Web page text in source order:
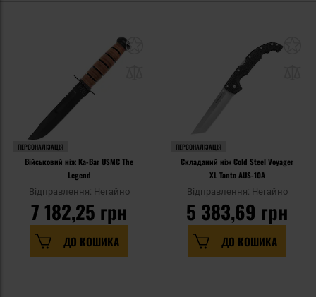
ПЕРСОНАЛІЗАЦІЯ
Військовий ніж Ka-Bar USMC The
Legend
Відправлення: Негайно
7 182,25 грн
ДО КОШИКА
ПЕРСОНАЛІЗАЦІЯ
Складаний ніж Cold Steel Voyager
XL Tanto AUS-10A
Відправлення: Негайно
5 383,69 грн
ДО КОШИКА